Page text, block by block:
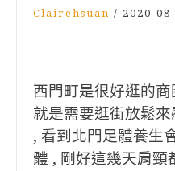
Clairehsuan / 2020-
西門町是很好逛的
就是需要逛街放鬆
, 看到北門足體養生
體 , 剛好這幾天肩頸